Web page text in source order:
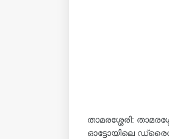
താമരശ്ശേരി:
ഓട്ടോയിലെ